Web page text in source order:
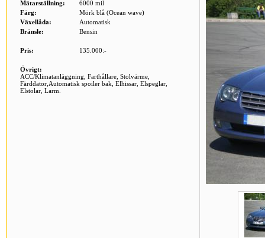
Mätarställning:
6000 mil
Färg:
Mörk blå (Ocean wave)
Växellåda:
Automatisk
Bränsle:
Bensin
Pris: 135.000:-
Övrigt:
ACC/Klimatanläggning, Farthållare, Stolvärme,
Färddator,Automatisk spoiler bak, Elhissar, Elspeglar,
Elstolar, Larm.